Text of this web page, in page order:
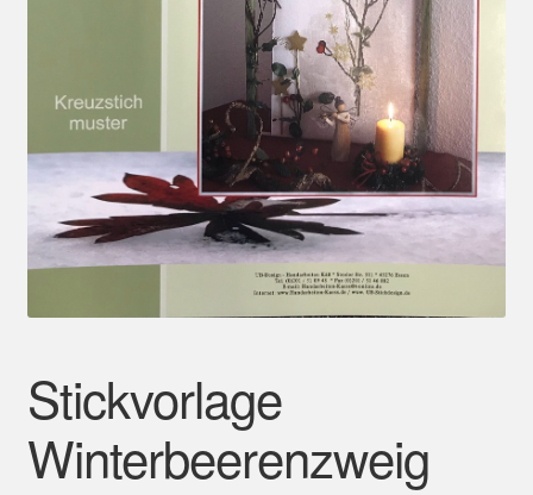
Stickvorlage
Winterbeerenzweig